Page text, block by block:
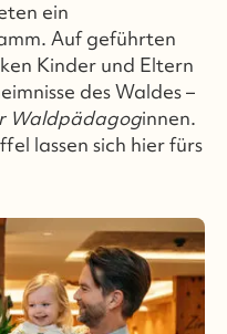
ein
Auf geführten
Kinder und Eltern
des Waldes –
Waldpädagoginnen.
lassen sich hier fürs